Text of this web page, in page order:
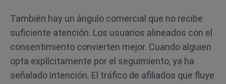
También hay un ángulo comercial que no recibe
suficiente atención. Los usuarios alineados con el
consentimiento convierten mejor. Cuando alguien
opta explícitamente por el seguimiento, ya ha
señalado intención. El tráfico de afiliados que fluye